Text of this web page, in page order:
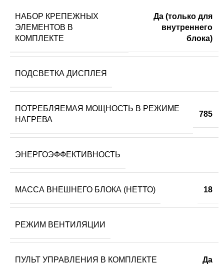
НАБОР КРЕПЕЖНЫХ
ЭЛЕМЕНТОВ В
КОМПЛЕКТЕ
Да (только для
внутреннего
блока)
ПОДСВЕТКА ДИСПЛЕЯ
ПОТРЕБЛЯЕМАЯ МОЩНОСТЬ В РЕЖИМЕ
НАГРЕВА
785
ЭНЕРГОЭФФЕКТИВНОСТЬ
МАССА ВНЕШНЕГО БЛОКА (НЕТТО) 18
РЕЖИМ ВЕНТИЛЯЦИИ
ПУЛЬТ УПРАВЛЕНИЯ В КОМПЛЕКТЕ Да